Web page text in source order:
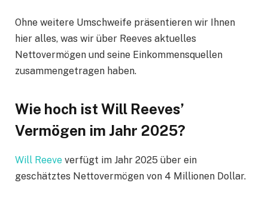
Ohne weitere Umschweife präsentieren wir Ihnen
hier alles, was wir über Reeves aktuelles
Nettovermögen und seine Einkommensquellen
zusammengetragen haben.
Wie hoch ist Will Reeves’
Vermögen im Jahr 2025?
Will Reeve verfügt im Jahr 2025 über ein
geschätztes Nettovermögen von 4 Millionen Dollar.